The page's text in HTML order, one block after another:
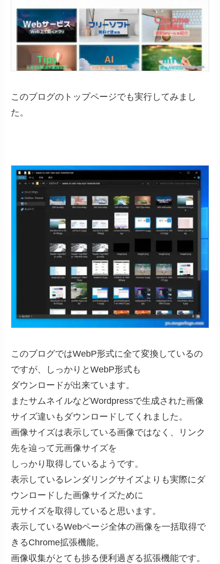
このブログのトップページでも実行してみまし
た。
このブログではWebP形式に全て変換しているの
ですが、しっかりとWebP形式も
ダウンロードが出来ています。
またサムネイルなどWordpressで生成された画像
サイズ違いもダウンロードしてくれました。
画像サイズは表示している画像ではなく、リンク
先を辿って元画像サイズを
しっかり取得しているようです。
表示しているレンダリングサイズよりも実際にダ
ウンロードした画像サイズために
元サイズを取得していると思います。
表示しているWebページ全体の画像を一括取得で
きるChrome拡張機能。
画像収集がとても捗る便利過ぎる拡張機能です。